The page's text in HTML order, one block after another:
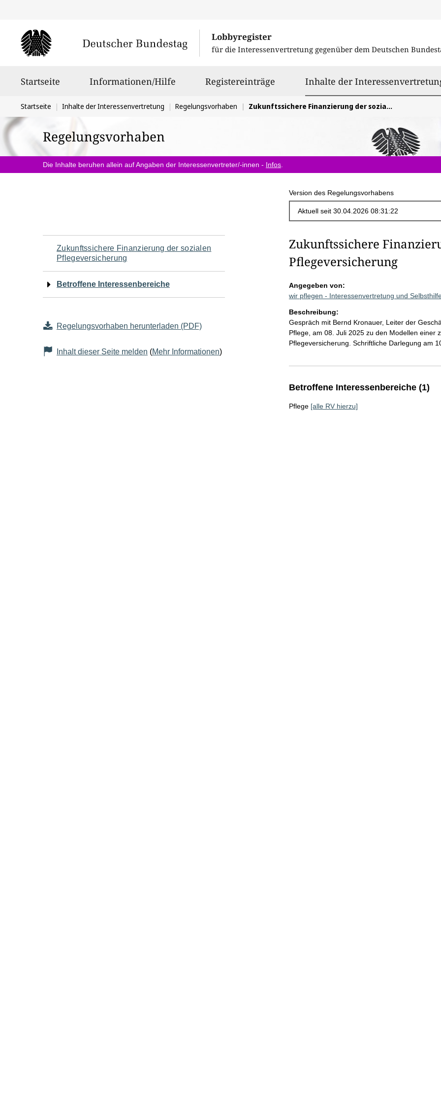
Lobbyregister
für die Interessenvertretung gegenüber dem Deutschen
Startseite Informationen/Hilfe Registereinträge Inhalte der
Sie
befinden
sich
hier:
Startseite Inhalte der Interessenvertretung Regelungsvorhaben Zukunftssichere Finanzierung der sozialen Pflegeversicherung
Regelungsvorhaben
Die Inhalte beruhen allein auf Angaben der Interessenvertreter/-innen - Infos
Version des Regelungsvorhabens
Navigation
für
den
Seiteninhalt
Zukunftssichere Finanzierung der sozialen
Pflegeversicherung
Betroffene Interessenbereiche
Regelungsvorhaben herunterladen (PDF)
Inhalt dieser Seite melden (Mehr Informationen)
Zukunftssichere
Pflegeversicherung
Angegeben von:
wir pflegen - Interessenvertretung und
Beschreibung:
Gespräch mit Bernd Kronauer, Leiter der
Pflege, am 08. Juli 2025 zu den Modellen einer
Pflegeversicherung. Schriftliche Darlegung am
Betroffene Interessenbereiche (1)
Pflege [alle RV hierzu]